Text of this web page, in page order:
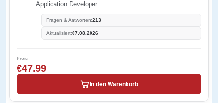
Application Developer
Fragen & Antworten:213
Aktualisiert:07.08.2026
Preis
€47.99
In den Warenkorb